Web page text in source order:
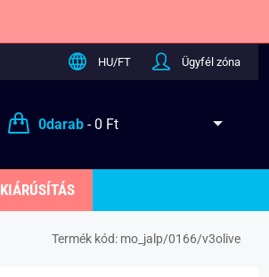
HU/FT Ügyfél zóna
0darab- 0 Ft
KIÁRÚSÍTÁS
Termék kód: mo_jalp/0166/v3olive